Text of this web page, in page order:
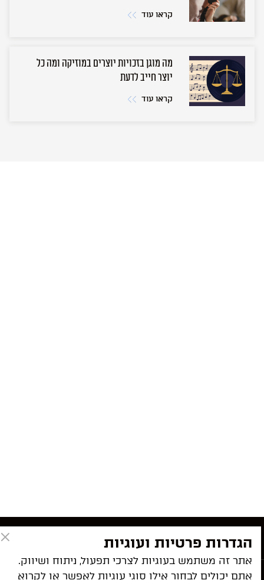
קראו עוד
מה מוגן בזכויות יוצרים במוזיקה ומה כל
יוצר חייב לדעת
קראו עוד
פרטי התקשרות
הגדרות פרטיות ועוגיות
אתר זה משתמש בעוגיות לצרכי תפעול, ניתוח ושיווק.
אתם יכולים לבחור אילו סוגי עוגיות לאפשר או לקרוא